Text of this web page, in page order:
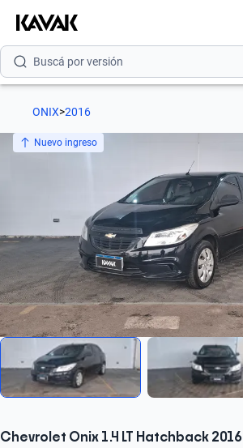
Buscá por versión
Buscá por año
Buscá por modelo
Buscá por año
ONIX>2016
Nuevo ingreso
Chevrolet Onix 1.4 LT Hatchback 2016